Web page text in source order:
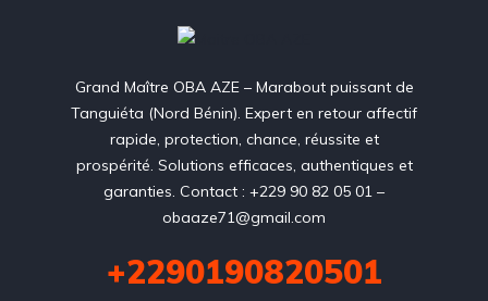
Grand Maître OBA AZE – Marabout puissant de
Tanguiéta (Nord Bénin). Expert en retour affectif
rapide, protection, chance, réussite et
prospérité. Solutions efficaces, authentiques et
garanties. Contact : +229 90 82 05 01 –
obaaze71@gmail.com
+2290190820501